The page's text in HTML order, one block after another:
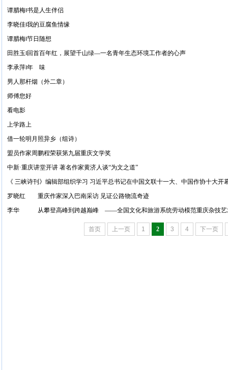
谭腊梅‖书是人生伴侣
李晓佳‖我的豆腐鱼情缘
谭腊梅‖节日随想
田胜玉‖回首百年红，展望千山绿—一名青年生态环境工作者的心声
李承萍‖年 味
男人那杆烟（外二章）
师傅您好
看电影
上学路上
借一轮明月照异乡（组诗）
盟员作家周鹏程荣获第九届重庆文学奖
中新·重庆讲堂开讲 著名作家黄济人谈“为文之道”
《 三峡诗刊》编辑部组织学习 习近平总书记在中国文联十一大、中国作协十大开
罗晓红 重庆作家深入巴南采访 见证公路物流奇迹
李华 从攀登高峰到跨越巅峰 ——全国文化和旅游系统劳动模范重庆杂技艺
首页 上一页 1 2 3 4 下一页